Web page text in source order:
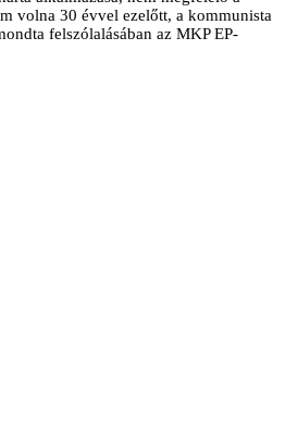
volna 30 évvel ezelőtt, a kommunista
felszólalásában az MKP EP-